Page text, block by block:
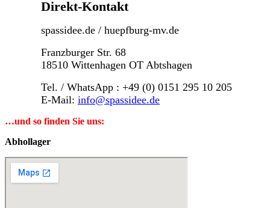
Direkt-Kontakt
spassidee.de / huepfburg-mv.de
Franzburger Str. 68
18510 Wittenhagen OT Abtshagen
Tel. / WhatsApp : +49 (0) 0151 295 10 205
E-Mail: info@spassidee.de
…und so finden Sie uns:
Abhollager